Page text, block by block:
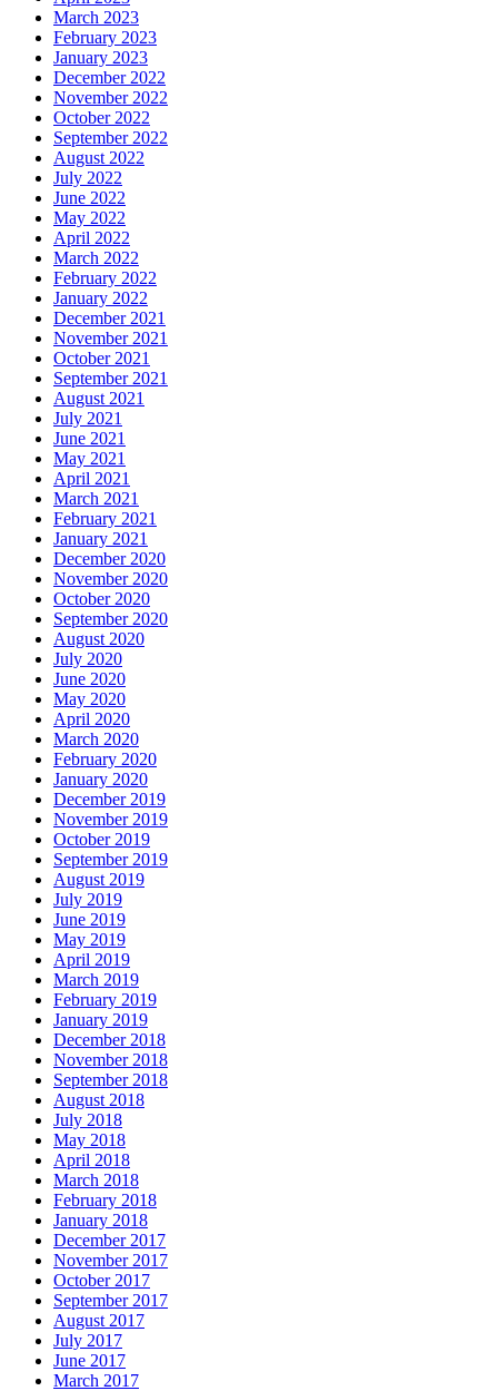
March 2023
February 2023
January 2023
December 2022
November 2022
October 2022
September 2022
August 2022
July 2022
June 2022
May 2022
April 2022
March 2022
February 2022
January 2022
December 2021
November 2021
October 2021
September 2021
August 2021
July 2021
June 2021
May 2021
April 2021
March 2021
February 2021
January 2021
December 2020
November 2020
October 2020
September 2020
August 2020
July 2020
June 2020
May 2020
April 2020
March 2020
February 2020
January 2020
December 2019
November 2019
October 2019
September 2019
August 2019
July 2019
June 2019
May 2019
April 2019
March 2019
February 2019
January 2019
December 2018
November 2018
September 2018
August 2018
July 2018
May 2018
April 2018
March 2018
February 2018
January 2018
December 2017
November 2017
October 2017
September 2017
August 2017
July 2017
June 2017
March 2017